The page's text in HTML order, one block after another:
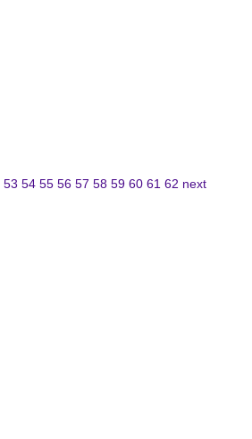
53 54 55 56 57 58 59 60 61 62 next